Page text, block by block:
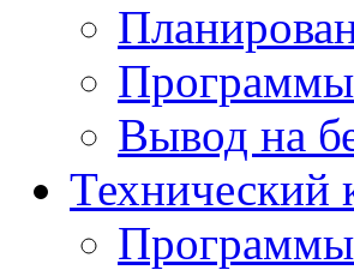
Программы
Вывод на
Технический
Программы